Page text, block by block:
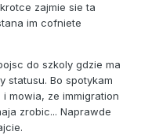
zajmie sie ta
im cofniete
do szkoly gdzie ma
statusu. Bo spotykam
mowia, ze immigration
zrobic... Naprawde